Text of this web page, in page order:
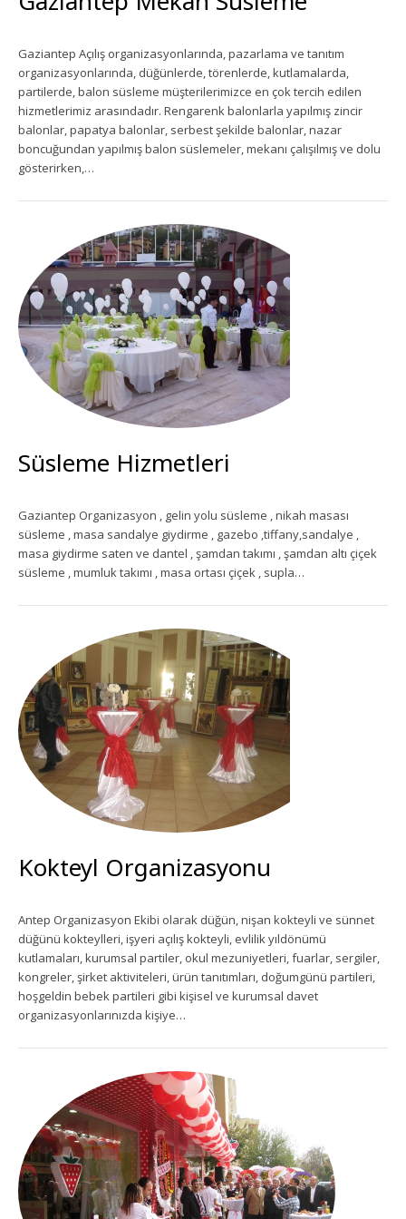
Palyanço Servisi
Kokteyl Organizasyonu
Animasyon & Gösteri Hizmetleri
Dönemsel Organizasyonlar
Kurumsal Organizasyonlar
Piknik Organizasyonu
Mezuniyet Töreni Organizasyonu
Gaziantep Bistro Masa Kiralama
Dansçı Ve Dansöz Kiralama
Gaziantep Organizasyon
Gaziantep Açılış organizasyonlarında, pazarlama ve tanıtım
organizasyonlarında, düğünlerde, törenlerde, kutlamalarda,
partilerde, balon süsleme müşterilerimizce en çok tercih edilen
hizmetlerimiz arasındadır. Rengarenk balonlarla yapılmış zincir
balonlar, papatya balonlar, serbest şekilde balonlar, nazar
boncuğundan yapılmış balon süslemeler, mekanı çalışılmış ve dolu
gösterirken,…
Süsleme Hizmetleri
Gaziantep Organizasyon , gelin yolu süsleme , nikah masası
süsleme , masa sandalye giydirme , gazebo ,tiffany,sandalye ,
masa giydirme saten ve dantel , şamdan takımı , şamdan altı çiçek
süsleme , mumluk takımı , masa ortası çiçek , supla…
Kokteyl Organizasyonu
Antep Organizasyon Ekibi olarak düğün, nişan kokteyli ve sünnet
düğünü kokteylleri, işyeri açılış kokteyli, evlilik yıldönümü
kutlamaları, kurumsal partiler, okul mezuniyetleri, fuarlar, sergiler,
kongreler, şirket aktiviteleri, ürün tanıtımları, doğumgünü partileri,
hoşgeldin bebek partileri gibi kişisel ve kurumsal davet
organizasyonlarınızda kişiye…